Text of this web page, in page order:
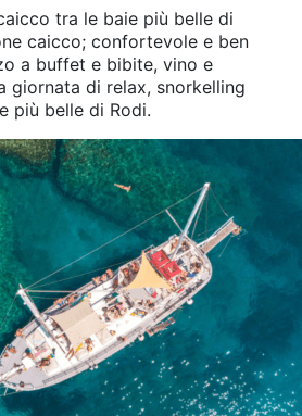
tra le baie più belle di
caicco; confortevole e ben
a buffet e bibite, vino e
giornata di relax, snorkelling
più belle di Rodi.